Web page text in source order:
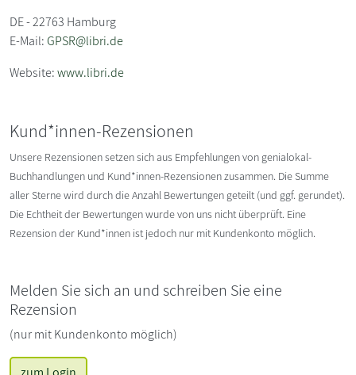
DE - 22763 Hamburg
E-Mail:GPSR@libri.de
Website:www.libri.de
Kund*innen-Rezensionen
Unsere Rezensionen setzen sich aus Empfehlungen von genialokal-
Buchhandlungen und Kund*innen-Rezensionen zusammen. Die Summe
aller Sterne wird durch die Anzahl Bewertungen geteilt (und ggf. gerundet).
Die Echtheit der Bewertungen wurde von uns nicht überprüft. Eine
Rezension der Kund*innen ist jedoch nur mit Kundenkonto möglich.
Melden Sie sich an und schreiben Sie eine
Rezension
(nur mit Kundenkonto möglich)